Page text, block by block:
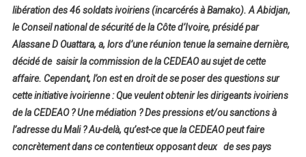
libération des 46 soldats ivoiriens (incarcérés à Bamako). A Abidjan,
le Conseil national de sécurité de la Côte d’Ivoire, présidé par
Alassane D Ouattara, a, lors d’une réunion tenue la semaine dernière,
décidé de saisir la commission de la CEDEAO au sujet de cette
affaire. Cependant, l’on est en droit de se poser des questions sur
cette initiative ivoirienne : Que veulent obtenir les dirigeants ivoiriens
de la CEDEAO ? Une médiation ? Des pressions et/ou sanctions à
l’adresse du Mali ? Au-delà, qu’est-ce que la CEDEAO peut faire
concrètement dans ce contentieux opposant deux de ses pays